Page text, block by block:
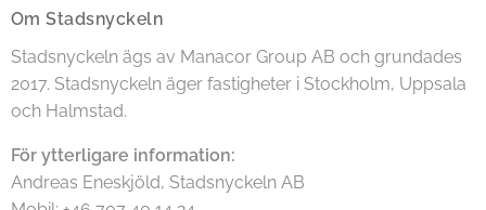
Om Stadsnyckeln
Stadsnyckeln ägs av Manacor Group AB och grundades
2017. Stadsnyckeln äger fastigheter i Stockholm, Uppsala
och Halmstad.
För ytterligare information:
Andreas Eneskjöld, Stadsnyckeln AB